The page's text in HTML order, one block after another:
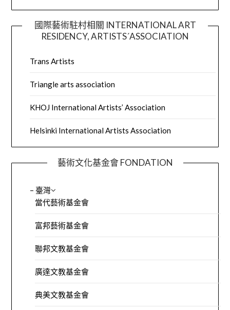
國際藝術駐村相關 INTERNATIONAL ART
RESIDENCY, ARTISTS´ASSOCIATION
Trans Artists
Triangle arts association
KHOJ International Artists’ Association
Helsinki International Artists Association
藝術文化基金會 FONDATION
– 臺灣
當代藝術基金會
富邦藝術基金會
聯邦文教基金會
廣達文教基金會
典美文教基金會